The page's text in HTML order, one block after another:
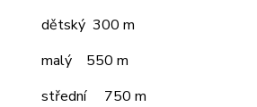
dětský 300 m
malý 550 m
střední 750 m